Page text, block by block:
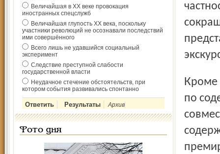
Величайшая в ХХ веке провокация
иностранных спецслужб
Величайшая глупость ХХ века, поскольку
участники революций не осознавали последствий
ими совершённого
Всего лишь не удавшийся социальный
эксперимент
Следствие преступной слабости
государственной власти
Неудачное стечение обстоятельств, при
котором события развивались спонтанно
Архив
Фото дня
Кроме того, администрации районов проводят конкурсы
по